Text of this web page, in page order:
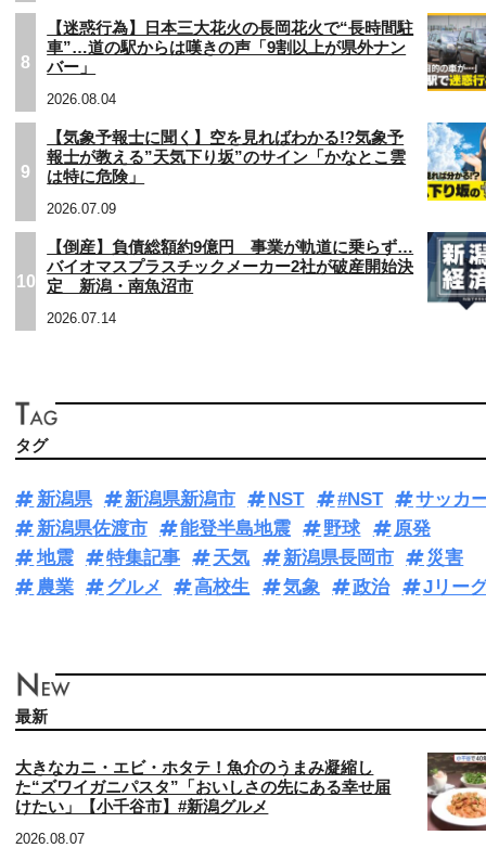
8
【迷惑行為】日本三大花火の長岡花火で“長時間駐
車”…道の駅からは嘆きの声「9割以上が県外ナン
バー」
2026.08.04
9
【気象予報士に聞く】空を見ればわかる!?気象予
報士が教える”天気下り坂”のサイン「かなとこ雲
は特に危険」
2026.07.09
10
【倒産】負債総額約9億円 事業が軌道に乗らず…
バイオマスプラスチックメーカー2社が破産開始決
定 新潟・南魚沼市
2026.07.14
タグ
新潟県 新潟県新潟市 NST #NST
サッカ
新潟県佐渡市
能登半島地震 野球
原発
地震
特集記事 天気 新潟県長岡市
災害
農業
グルメ 高校生 気象 政治 Jリー
最新
大きなカニ・エビ・ホタテ！魚介のうまみ凝縮し
た“ズワイガニパスタ”「おいしさの先にある幸せ届
けたい」【小千谷市】#新潟グルメ
2026.08.07